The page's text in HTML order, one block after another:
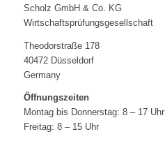
Scholz GmbH & Co. KG
Wirtschaftsprüfungsgesellschaft
Theodorstraße 178
40472 Düsseldorf
Germany
Öffnungszeiten
Montag bis Donnerstag: 8 – 17 Uhr
Freitag: 8 – 15 Uhr